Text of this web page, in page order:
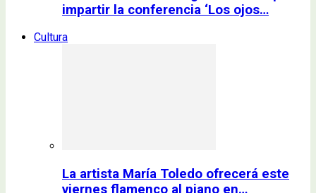
impartir la conferencia ‘Los ojos…
Cultura
La artista María Toledo ofrecerá este
viernes flamenco al piano en…